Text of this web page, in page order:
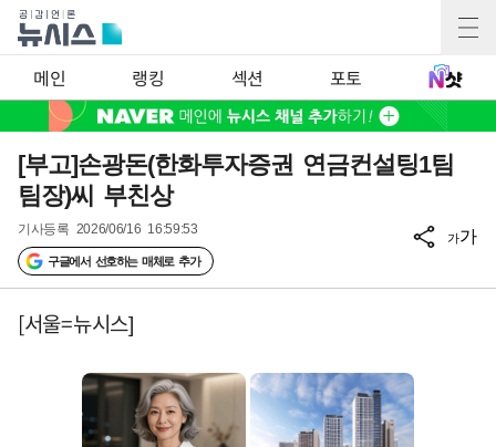
메인 랭킹 섹션 포토
[부고]손광돈(한화투자증권 연금컨설팅1팀
팀장)씨 부친상
기사등록 2026/06/16 16:59:53
구글에서 선호하는 매체로 추가
가가
[서울=뉴시스]